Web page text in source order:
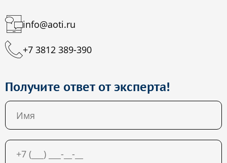
info@aoti.ru
+7 3812 389-390
Получите ответ от эксперта!